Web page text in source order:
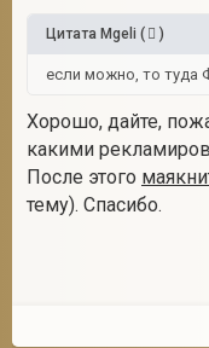
Цитата Mgeli ( )
если можно, то туда
Хорошо, дайте,
какими
После этого
тему). Спасибо.